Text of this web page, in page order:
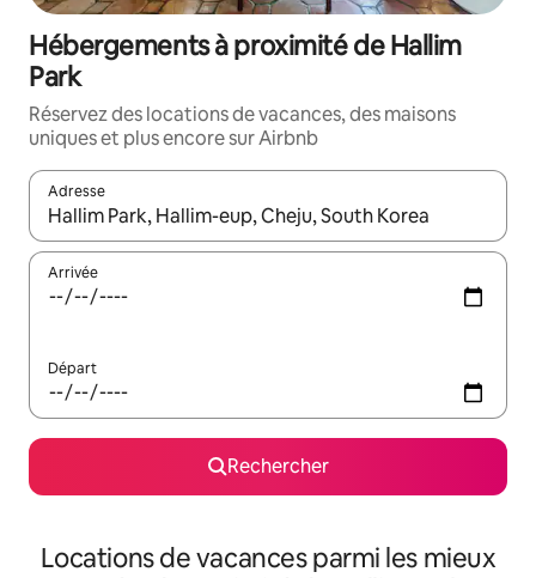
Hébergements à proximité de Hallim
Park
Réservez des locations de vacances, des maisons
uniques et plus encore sur Airbnb
Adresse
Lorsque les résultats s'affichent, utilisez les flèches vers le
Arrivée
Départ
Rechercher
Locations de vacances parmi les mieux